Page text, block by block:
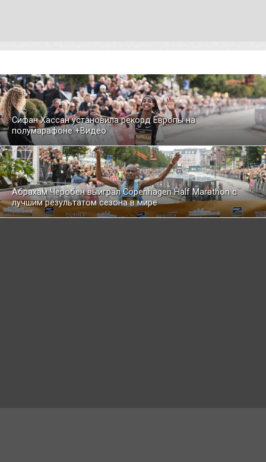
Сифан Хассан установила рекорд Европы на
полумарафоне +Видео
Абрахам Черобен выиграл Copenhagen Half Marathon с
лучшим результатом сезона в мире